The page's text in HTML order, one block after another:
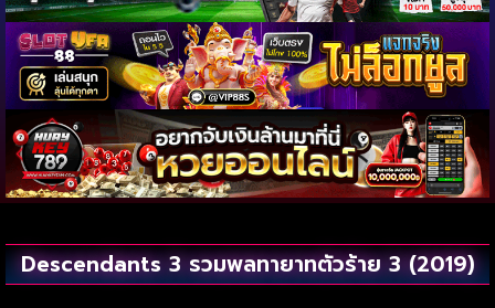
Descendants 3 รวมพลทายาทตัวร้าย 3 (2019)